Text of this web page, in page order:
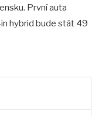
První auta
hybrid bude stát 49